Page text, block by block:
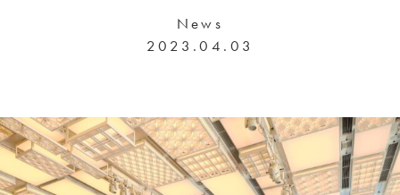
News
2023.04.03